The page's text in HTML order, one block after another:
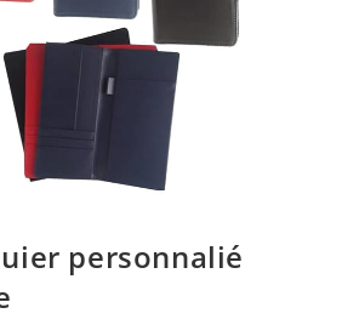
personnalié